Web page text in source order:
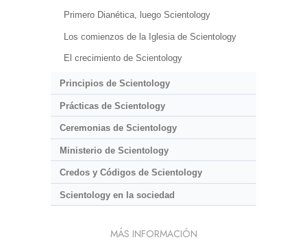
Primero Dianética, luego Scientology
Los comienzos de la Iglesia de Scientology
El crecimiento de Scientology
Principios de Scientology
Prácticas de Scientology
Ceremonias de Scientology
Ministerio de Scientology
Credos y Códigos de Scientology
Scientology en la sociedad
MÁS INFORMACIÓN